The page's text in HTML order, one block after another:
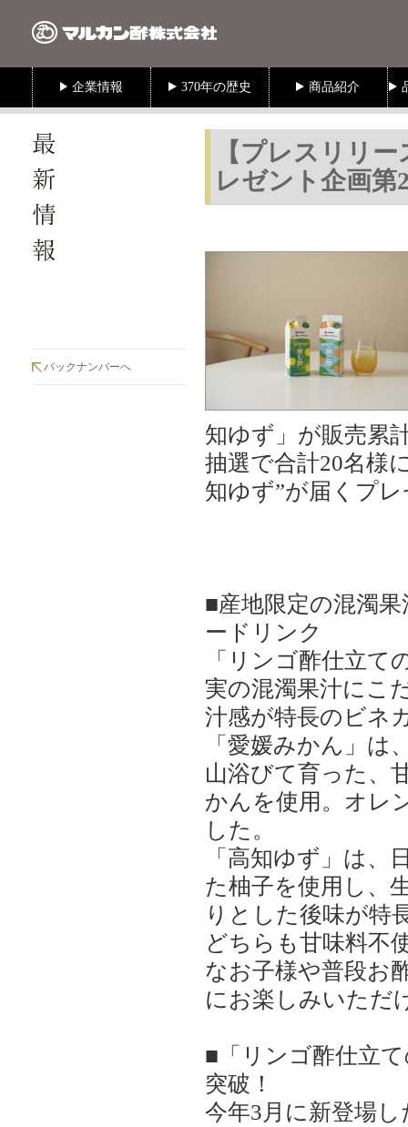
バックナンバーへ
【プレスリリ
レゼント企画第
知ゆず」が販売累
抽選で合計20名様
知ゆず”が届くプ
■産地限定の混濁
ードリンク
「リンゴ酢仕立
実の混濁果汁にこ
汁感が特長のビネ
「愛媛みかん」は
山浴びて育った、
かんを使用。オレ
した。
「高知ゆず」は、
た柚子を使用し、
りとした後味が特
どちらも甘味料不
なお子様や普段お
にお楽しみいただ
■「リンゴ酢仕立
突破！
今年3月に新登場